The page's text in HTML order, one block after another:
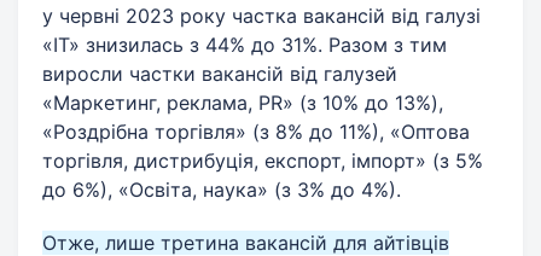
у червні 2023 року частка вакансій від галузі
«ІТ» знизилась з 44% до 31%. Разом з тим
виросли частки вакансій від галузей
«Маркетинг, реклама, PR» (з 10% до 13%),
«Роздрібна торгівля» (з 8% до 11%), «Оптова
торгівля, дистрибуція, експорт, імпорт» (з 5%
до 6%), «Освіта, наука» (з 3% до 4%).
Отже, лише третина вакансій для айтівців